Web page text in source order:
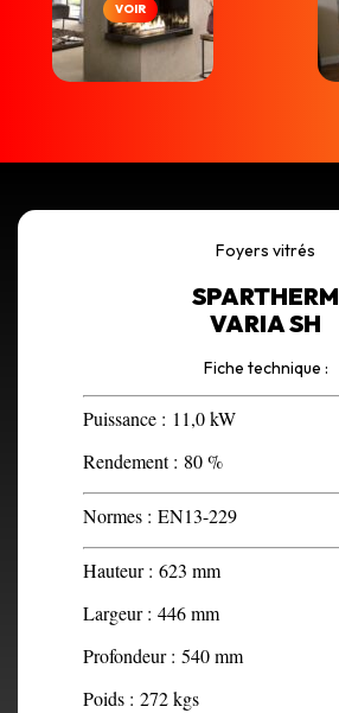
VOIR
Foyers vitrés
SPARTHERM
VARIA SH
Fiche technique :
Puissance : 11,0 kW
Rendement : 80 %
Normes : EN13-229
Hauteur : 623 mm
Largeur : 446 mm
Profondeur : 540 mm
Poids : 272 kgs